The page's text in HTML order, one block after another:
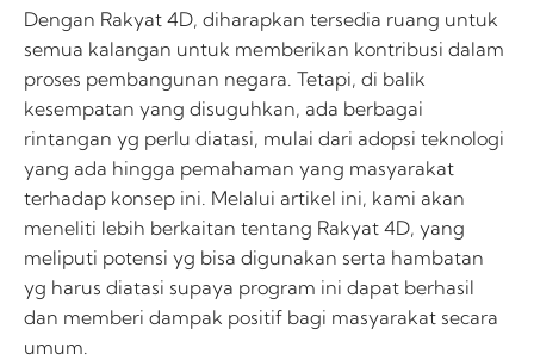
Dengan Rakyat 4D, diharapkan tersedia ruang untuk
semua kalangan untuk memberikan kontribusi dalam
proses pembangunan negara. Tetapi, di balik
kesempatan yang disuguhkan, ada berbagai
rintangan yg perlu diatasi, mulai dari adopsi teknologi
yang ada hingga pemahaman yang masyarakat
terhadap konsep ini. Melalui artikel ini, kami akan
meneliti lebih berkaitan tentang Rakyat 4D, yang
meliputi potensi yg bisa digunakan serta hambatan
yg harus diatasi supaya program ini dapat berhasil
dan memberi dampak positif bagi masyarakat secara
umum.